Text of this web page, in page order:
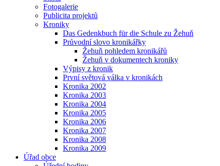
Fotogalerie
Publicita projektů
Kroniky
Das Gedenkbuch für die Schule zu Žehuň
Průvodní slovo kronikářky
Žehuň pohledem kronikářů
Žehuň v dokumentech kroniky
Výpisy z kronik
První světová válka v kronikách
Kronika 2002
Kronika 2003
Kronika 2004
Kronika 2005
Kronika 2006
Kronika 2007
Kronika 2008
Kronika 2009
Úřad obce